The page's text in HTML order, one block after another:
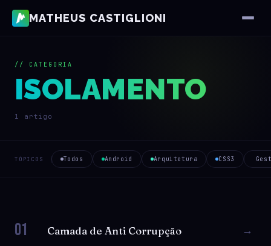
MATHEUS CASTIGLIONI
// CATEGORIA
ISOLAMENTO
1 artigo
TÓPICOS Todos Android Arquitetura CSS3
01 Camada de Anti Corrupção →